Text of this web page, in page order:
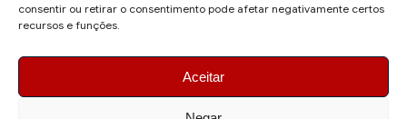
consentir ou retirar o consentimento pode afetar negativamente certos
recursos e funções.
Aceitar
ronaldo.valentim150@gmail.com